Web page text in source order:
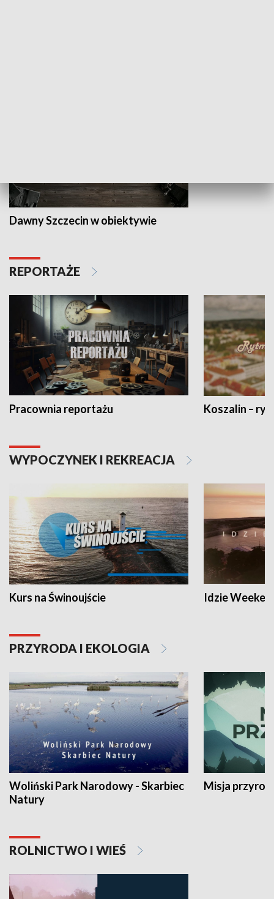
Dawny Szczecin w obiektywie
REPORTAŻE
Pracownia reportażu Koszalin –
WYPOCZYNEK I REKREACJA
Kurs na Świnoujście Idzie
PRZYRODA I EKOLOGIA
Woliński Park Narodowy - Skarbiec
Natury
Misja
ROLNICTWO I WIEŚ